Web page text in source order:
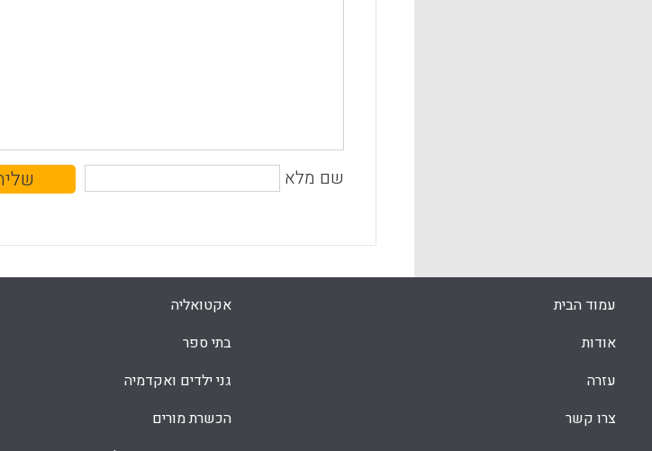
שם מלא
עמוד הבית
אודות
עזרה
צרו קשר
אקטואליה
בתי ספר
גני ילדים ואקדמיה
הכשרת מורים